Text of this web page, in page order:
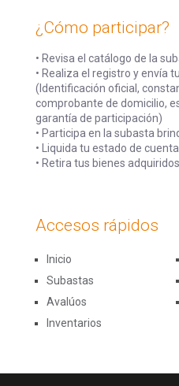
¿Cómo participar?
• Revisa el catálogo de la
• Realiza el registro y envía
(Identificación oficial,
comprobante de domicilio,
garantía de participación)
• Participa en la subasta
• Liquida tu estado de cuenta
• Retira tus bienes adquiridos
Accesos rápidos
Inicio
Subastas
Avalúos
Inventarios